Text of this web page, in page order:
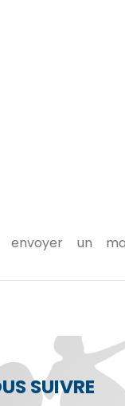
envoyer un
SUIVRE